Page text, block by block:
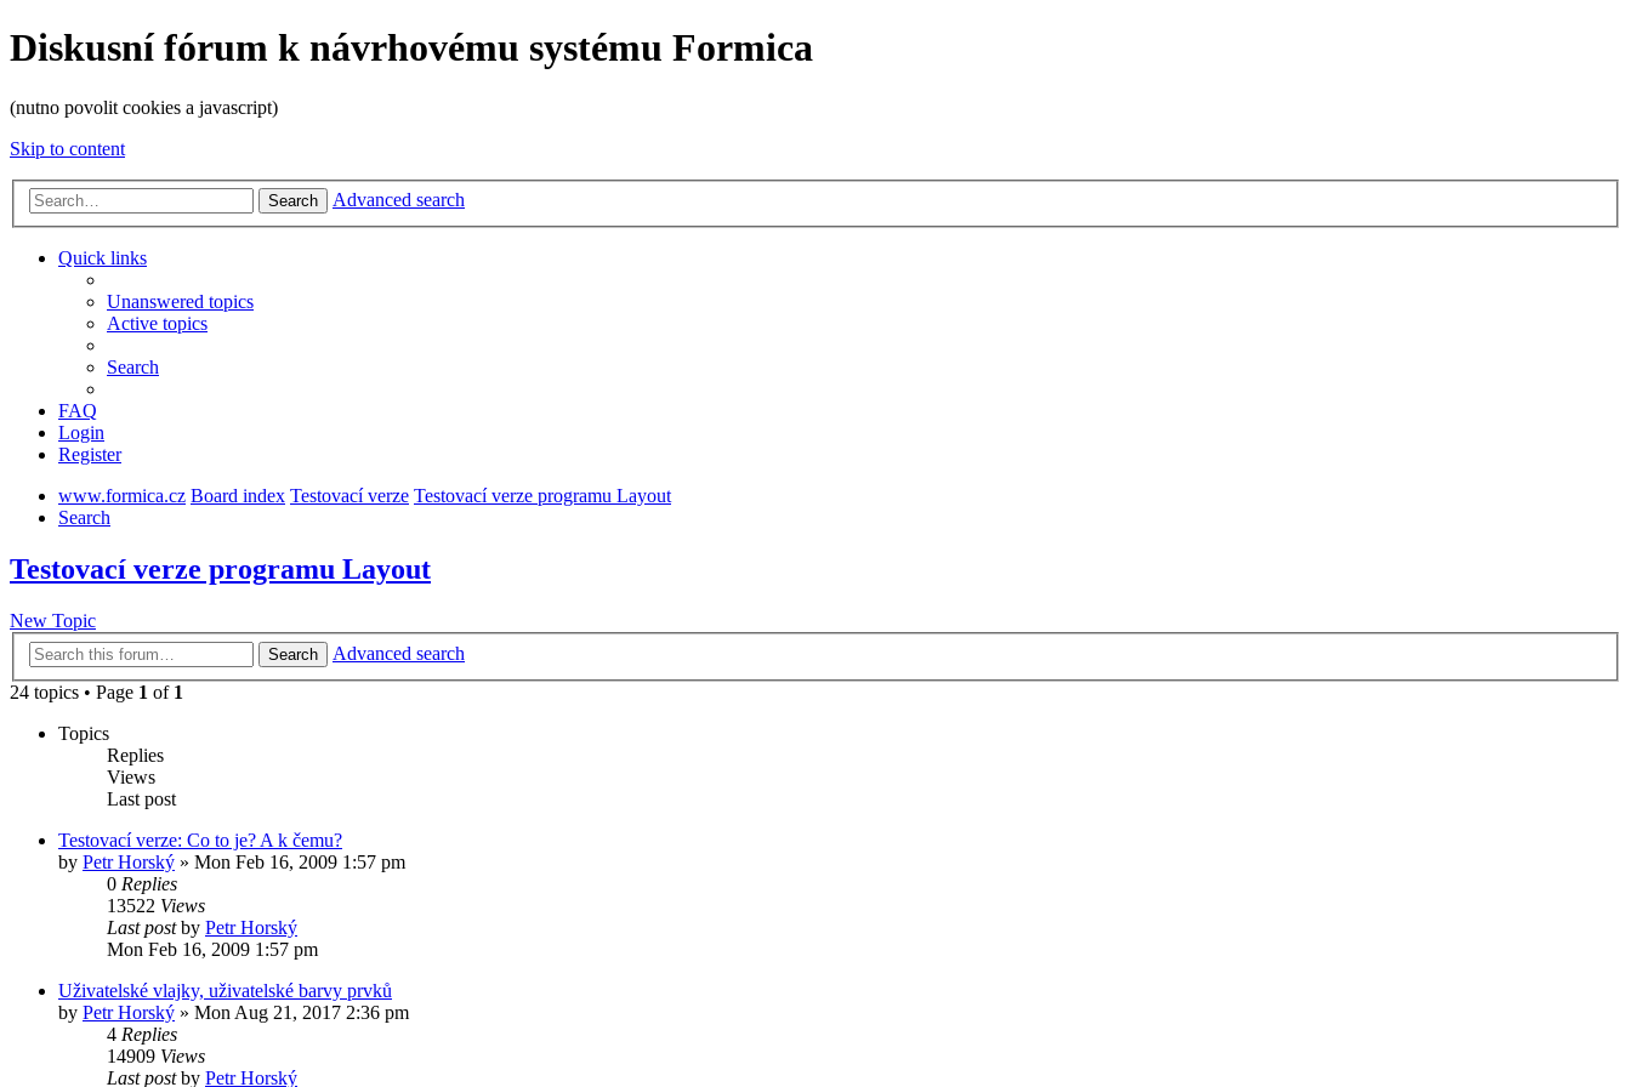
Diskusní fórum k návrhovému systému Formica
(nutno povolit cookies a javascript)
Skip to content
Search Advanced search
Quick links
Unanswered topics
Active topics
Search
FAQ
Login
Register
www.formica.cz Board index Testovací verze Testovací verze programu Layout
Search
Testovací verze programu Layout
New Topic
Search
Advanced search
24 topics • Page 1 of 1
Topics
Replies
Views
Last post
Testovací verze: Co to je? A k čemu?
by Petr Horský » Mon Feb 16, 2009 1:57 pm
0 Replies
13522 Views
Last postby Petr Horský
Mon Feb 16, 2009 1:57 pm
Uživatelské vlajky, uživatelské barvy prvků
by Petr Horský » Mon Aug 21, 2017 2:36 pm
4 Replies
14909 Views
Last postby Petr Horský